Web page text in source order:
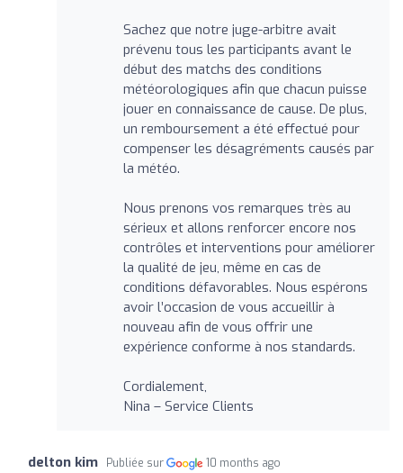
Sachez que notre juge-arbitre avait
prévenu tous les participants avant le
début des matchs des conditions
météorologiques afin que chacun puisse
jouer en connaissance de cause. De plus,
un remboursement a été effectué pour
compenser les désagréments causés par
la météo.
Nous prenons vos remarques très au
sérieux et allons renforcer encore nos
contrôles et interventions pour améliorer
la qualité de jeu, même en cas de
conditions défavorables. Nous espérons
avoir l’occasion de vous accueillir à
nouveau afin de vous offrir une
expérience conforme à nos standards.
Cordialement,
Nina – Service Clients
delton kim Publiée sur 10 months ago